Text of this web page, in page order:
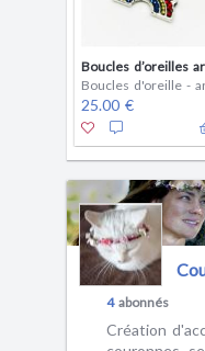
25.00 €
4abonnés
Création